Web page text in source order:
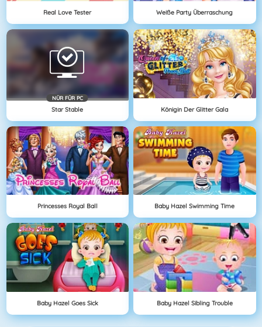
Real Love Tester Weiße Party Überraschung
NÜR FÜR PC
Star Stable Königin Der Glitter Gala
Princesses Royal Ball Baby Hazel Swimming Time
Baby Hazel Goes Sick Baby Hazel Sibling Trouble